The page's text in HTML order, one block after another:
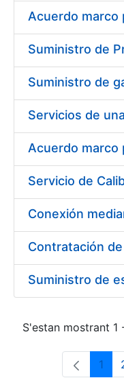
S'estan mostrant 1
1